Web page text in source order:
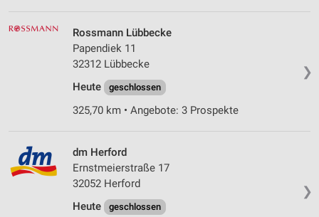
❯
Rossmann Lübbecke
Papendiek 11
32312 Lübbecke
Heute
geschlossen
325,70 km • Angebote: 3 Prospekte
❯
dm Herford
Ernstmeierstraße 17
32052 Herford
Heute
geschlossen
Werbung
Verwendung von Profilen zur Auswahl
personalisierter Werbung
Erstellung von Profilen zur Personalisierung
von Inhalten
personalisierter Inhalte
Messung der Werbeleistung
Messung der Performance von Inhalten